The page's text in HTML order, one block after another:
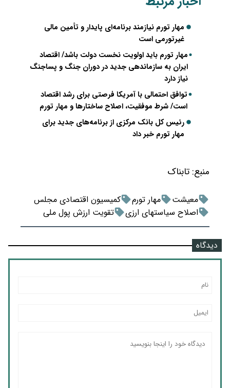
مهار تورم نیازمند برنامه‌ای پایدار و تأمین مالی
غیرتورمی است
مهار تورم باید اولویت نخست دولت باشد/ اقتصاد
ایران به سازماندهی جدید در دوران جنگ و پساجنگ
نیاز دارد
توافق احتمالی با آمریکا فرصتی برای رشد اقتصاد
است/ شرط موفقیت، اصلاح ساختارها و مهار تورم
رئیس کل بانک مرکزی از برنامه‌های جدید برای
مهار تورم خبر داد
منبع: تابناک
معیشت مهار تورم
کمیسیون اقتصادی مجلس
اصلاح سیاستهای ارزی
تقویت ارزش پول ملی
دیدگاه